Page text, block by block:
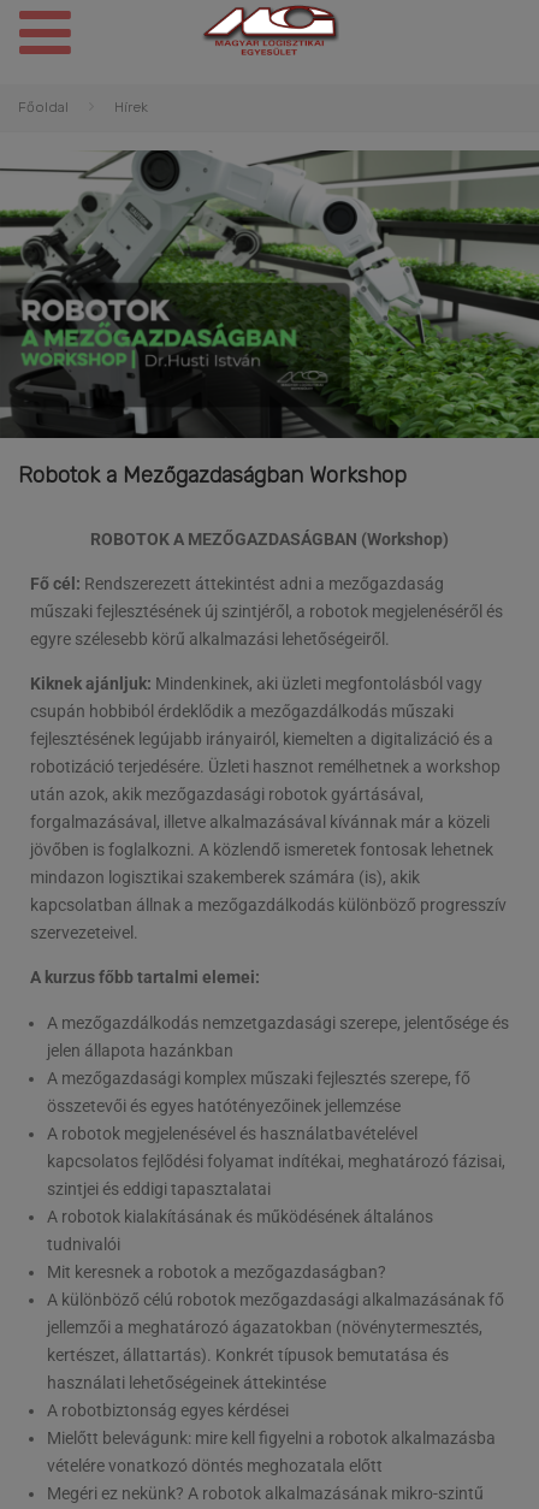
Főoldal Hírek
Robotok a Mezőgazdaságban Workshop
ROBOTOK A MEZŐGAZDASÁGBAN (Workshop)
Fő cél: Rendszerezett áttekintést adni a mezőgazdaság
műszaki fejlesztésének új szintjéről, a robotok megjelenéséről és
egyre szélesebb körű alkalmazási lehetőségeiről.
Kiknek ajánljuk: Mindenkinek, aki üzleti megfontolásból vagy
csupán hobbiból érdeklődik a mezőgazdálkodás műszaki
fejlesztésének legújabb irányairól, kiemelten a digitalizáció és a
robotizáció terjedésére. Üzleti hasznot remélhetnek a workshop
után azok, akik mezőgazdasági robotok gyártásával,
forgalmazásával, illetve alkalmazásával kívánnak már a közeli
jövőben is foglalkozni. A közlendő ismeretek fontosak lehetnek
mindazon logisztikai szakemberek számára (is), akik
kapcsolatban állnak a mezőgazdálkodás különböző progresszív
szervezeteivel.
A kurzus főbb tartalmi elemei:
A mezőgazdálkodás nemzetgazdasági szerepe, jelentősége és
jelen állapota hazánkban
A mezőgazdasági komplex műszaki fejlesztés szerepe, fő
összetevői és egyes hatótényezőinek jellemzése
A robotok megjelenésével és használatbavételével
kapcsolatos fejlődési folyamat indítékai, meghatározó fázisai,
szintjei és eddigi tapasztalatai
A robotok kialakításának és működésének általános
tudnivalói
Mit keresnek a robotok a mezőgazdaságban?
A különböző célú robotok mezőgazdasági alkalmazásának fő
jellemzői a meghatározó ágazatokban (növénytermesztés,
kertészet, állattartás). Konkrét típusok bemutatása és
használati lehetőségeinek áttekintése
A robotbiztonság egyes kérdései
Mielőtt belevágunk: mire kell figyelni a robotok alkalmazásba
vételére vonatkozó döntés meghozatala előtt
Megéri ez nekünk? A robotok alkalmazásának mikro-szintű